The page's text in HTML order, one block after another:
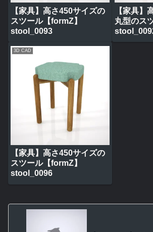
【家具】高さ450サイズの
スツール【formZ】
stool_0093
【家具】
丸型のス
3D CAD
【家具】高さ450サイズの
スツール【formZ】
stool_0096